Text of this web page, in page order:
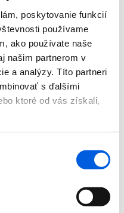
poskytovanie funkcií
používame
ako používate naše
našim partnerom v
a analýzy. Títo partneri
s ďalšími
ktoré od vás získali,